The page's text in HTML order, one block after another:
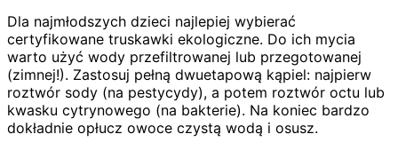
Dla najmłodszych dzieci najlepiej wybierać
certyfikowane truskawki ekologiczne. Do ich mycia
warto użyć wody przefiltrowanej lub przegotowanej
(zimnej!). Zastosuj pełną dwuetapową kąpiel: najpierw
roztwór sody (na pestycydy), a potem roztwór octu lub
kwasku cytrynowego (na bakterie). Na koniec bardzo
dokładnie opłucz owoce czystą wodą i osusz.